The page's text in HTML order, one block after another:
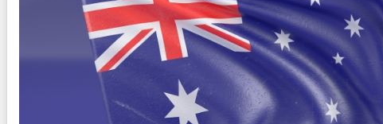
AUSTRALIA (Boomerang)
Paquete Turistico de 10 dias 9 noches Visitando Sidney,